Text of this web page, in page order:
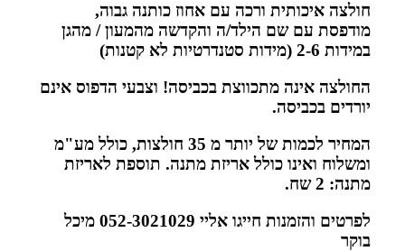
חולצה איכותית ורכה עם אחוז כותנה גבוה,
מודפסת עם שם הילד/ה והקדשה מהמעון / מהגן
במידות 2-6 (מידות סטנדרטיות לא קטנות)
החולצה אינה מתכווצת בכביסה! וצבעי הדפוס אינם
יורדים בכביסה.
המחיר לכמות של יותר מ 35 חולצות, כולל מע"מ
ומשלוח ואינו כולל אריזת מתנה. תוספת לאריזת
מתנה: 2 שח.
לפרטים והזמנות חייגו אליי 052-3021029 מיכל
בוקר